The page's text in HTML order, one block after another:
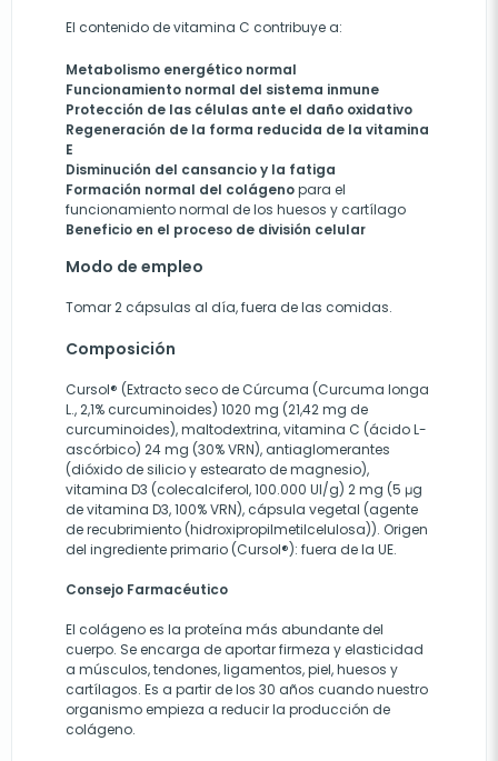
El contenido de vitamina C contribuye a:
Metabolismo energético normal
Funcionamiento normal del sistema inmune
Protección de las células ante el daño oxidativo
Regeneración de la forma reducida de la vitamina
E
Disminución del cansancio y la fatiga
Formación normal del colágenopara el
funcionamiento normal de los huesos y cartílago
Beneficio en el proceso de división celular
Modo de empleo
Tomar 2 cápsulas al día, fuera de las comidas.
Composición
Cursol® (Extracto seco de Cúrcuma (Curcuma longa
L., 2,1% curcuminoides) 1020 mg (21,42 mg de
curcuminoides), maltodextrina, vitamina C (ácido L-
ascórbico) 24 mg (30% VRN), antiaglomerantes
(dióxido de silicio y estearato de magnesio),
vitamina D3 (colecalciferol, 100.000 UI/g) 2 mg (5 μg
de vitamina D3, 100% VRN), cápsula vegetal (agente
de recubrimiento (hidroxipropilmetilcelulosa)). Origen
del ingrediente primario (Cursol®): fuera de la UE.
Consejo Farmacéutico
El colágeno es la proteína más abundante del
cuerpo. Se encarga de aportar firmeza y elasticidad
a músculos, tendones, ligamentos, piel, huesos y
cartílagos. Es a partir de los 30 años cuando nuestro
organismo empieza a reducir la producción de
colágeno.